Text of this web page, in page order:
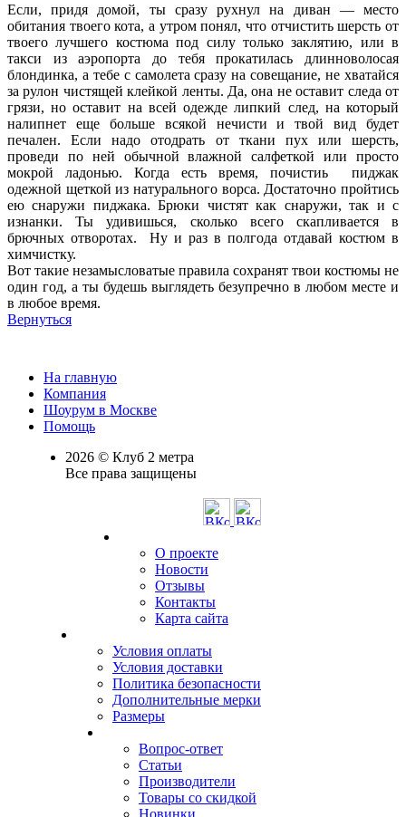
Если, придя домой, ты сразу рухнул на диван — место
обитания твоего кота, а утром понял, что отчистить шерсть от
твоего лучшего костюма под силу только заклятию, или в
такси из аэропорта до тебя прокатилась длинноволосая
блондинка, а тебе с самолета сразу на совещание, не хватайся
за рулон чистящей клейкой ленты. Да, она не оставит следа от
грязи, но оставит на всей одежде липкий след, на который
налипнет еще больше всякой нечисти и твой вид будет
печален. Если надо отодрать от ткани пух или шерсть,
проведи по ней обычной влажной салфеткой или просто
мокрой ладонью. Когда есть время, почистиь пиджак
одежной щеткой из натурального ворса. Достаточно пройтись
ею снаружи пиджака. Брюки чистят как снаружи, так и с
изнанки. Ты удивишься, сколько всего скапливается в
брючных отворотах. Ну и раз в полгода отдавай костюм в
химчистку.
Вот такие незамысловатые правила сохранят твои костюмы не
один год, а ты будешь выглядеть безупречно в любом месте и
в любое время.
Вернуться
На главную
Компания
Шоурум в Москве
Помощь
2026 © Клуб 2 метра
Все права защищены
О проекте
Новости
Отзывы
Контакты
Карта сайта
Условия оплаты
Условия доставки
Политика безопасности
Дополнительные мерки
Размеры
Вопрос-ответ
Статьи
Производители
Товары со скидкой
Новинки